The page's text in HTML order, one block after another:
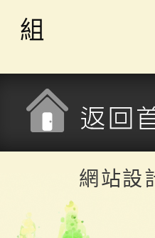
組
網站設